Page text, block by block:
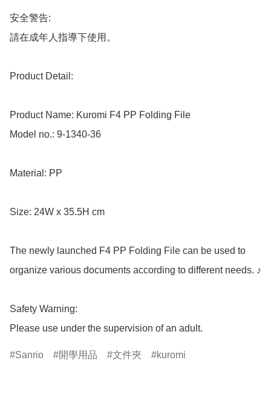
安全警告:
請在成年人指導下使用。
Product Detail:
Product Name: Kuromi F4 PP Folding File
Model no.: 9-1340-36
Material: PP
Size: 24W x 35.5H cm
The newly launched F4 PP Folding File can be used to
organize various documents according to different needs. ♪
Safety Warning:
Please use under the supervision of an adult.
Sanrio 開學用品 文件夾 kuromi